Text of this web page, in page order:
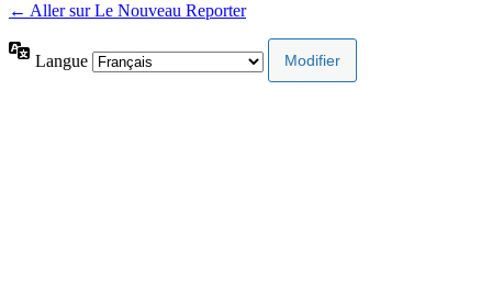
← Aller sur Le Nouveau Reporter
Langue